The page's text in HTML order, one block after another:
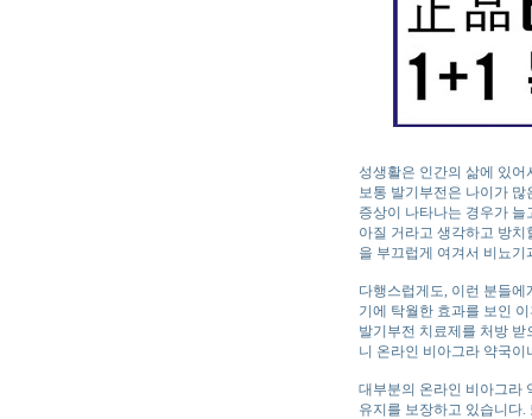
성생활은 인간의 삶에 있
보통 발기부전은 나이가
증상이 나타나는 경우가
아질 거라고 생각하고 방
을 부끄럽게 여겨서 비뇨
다행스럽게도, 이런 분들
기에 탁월한 효과를 보인
발기부전 치료제를 처방
니 온라인 비아그라 약국
대부분의 온라인 비아그라
유지를 보장하고 있습니다